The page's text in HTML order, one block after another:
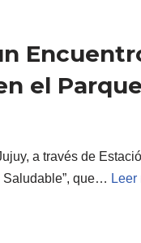
el
a través de
Saludable”, que… Leer